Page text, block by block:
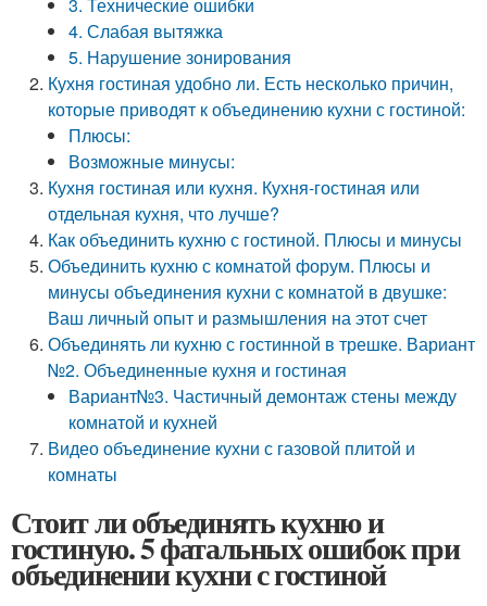
4. Слабая вытяжка
5. Нарушение зонирования
Кухня гостиная удобно ли. Есть несколько причин,
которые приводят к объединению кухни с гостиной:
Плюсы:
Возможные минусы:
Кухня гостиная или кухня. Кухня-гостиная или
отдельная кухня, что лучше?
Как объединить кухню с гостиной. Плюсы и минусы
Объединить кухню с комнатой форум. Плюсы и
минусы объединения кухни с комнатой в двушке:
Ваш личный опыт и размышления на этот счет
Объединять ли кухню с гостинной в трешке. Вариант
№2. Объединенные кухня и гостиная
Вариант№3. Частичный демонтаж стены между
комнатой и кухней
Видео объединение кухни с газовой плитой и
комнаты
Стоит ли объединять кухню и
гостиную. 5 фатальных ошибок при
объединении кухни с гостиной